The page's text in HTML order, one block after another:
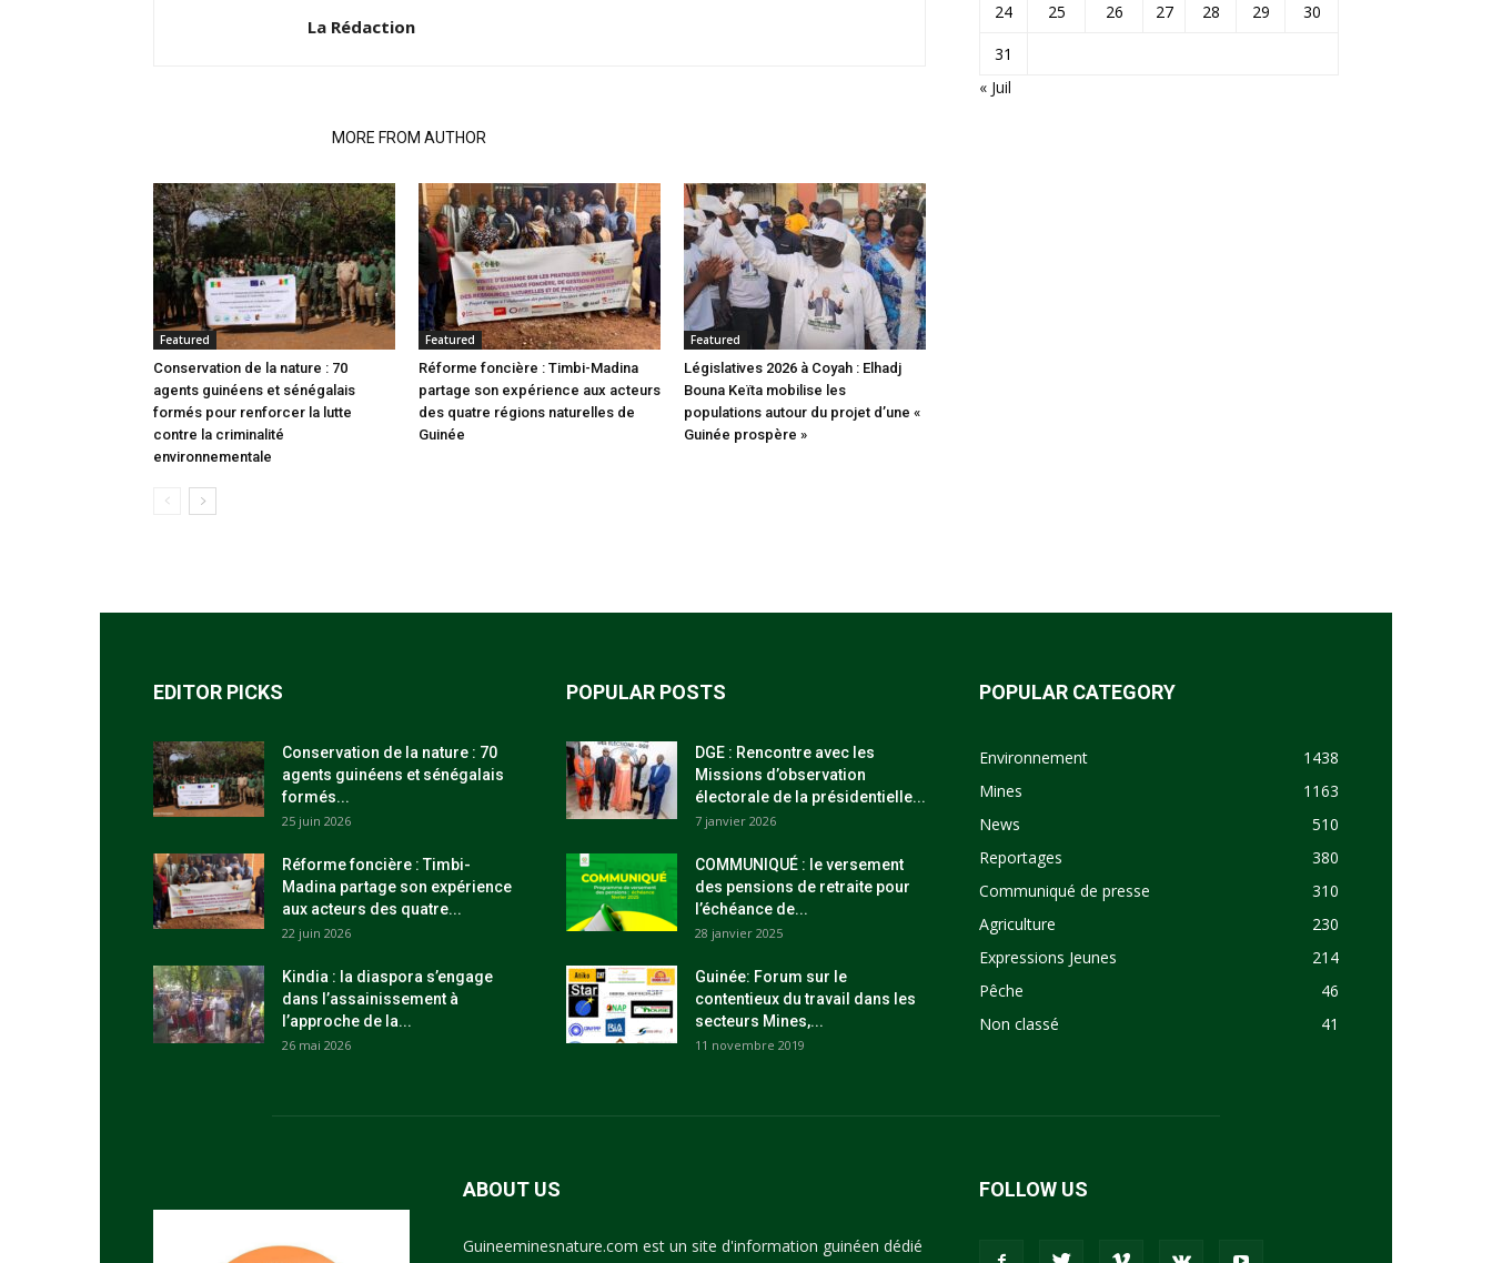
La Rédaction
MORE FROM AUTHOR
Featured
Conservation de la nature : 70
agents guinéens et sénégalais
formés pour renforcer la lutte
contre la criminalité
environnementale
Featured
Réforme foncière : Timbi-Madina
partage son expérience aux acteurs
des quatre régions naturelles de
Guinée
Featured
Législatives 2026 à Coyah : Elhadj
Bouna Keïta mobilise les
populations autour du projet d’une «
Guinée prospère »
24
25 26 27 28 29
30
31
« Juil
EDITOR PICKS
Conservation de la nature : 70
agents guinéens et sénégalais
formés...
25 juin 2026
Réforme foncière : Timbi-
Madina partage son expérience
aux acteurs des quatre...
22 juin 2026
Kindia : la diaspora s’engage
dans l’assainissement à
l’approche de la...
26 mai 2026
POPULAR POSTS
DGE : Rencontre avec les
Missions d’observation
électorale de la présidentielle...
7 janvier 2026
COMMUNIQUÉ : le versement
des pensions de retraite pour
l’échéance de...
28 janvier 2025
Guinée: Forum sur le
contentieux du travail dans les
secteurs Mines,...
11 novembre 2019
POPULAR CATEGORY
Environnement
1438
Mines
1163
News
510
Reportages
380
Communiqué de presse
310
Agriculture
230
Expressions Jeunes
214
Pêche
46
Non classé
41
ABOUT US
Guineeminesnature.com est un site d'information guinéen dédié
FOLLOW US